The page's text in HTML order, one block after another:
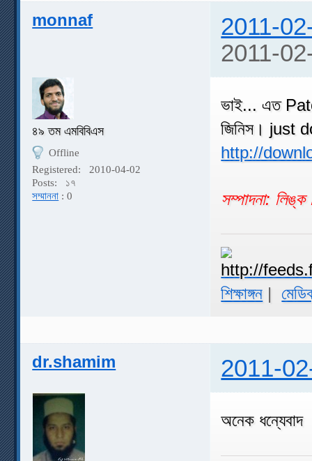
monnaf
2011-
2011-
৪৯ তম এমবিবিএস
Offline
Registered:
2010-04-02
Posts:
১৭
সম্মাননা : 0
ভাই... এত
জিনিস। just
http://
সম্পাদনা:
শিক্ষাঙ্গন |
dr.shamim 2011-
অনেক ধন্যেবাদ